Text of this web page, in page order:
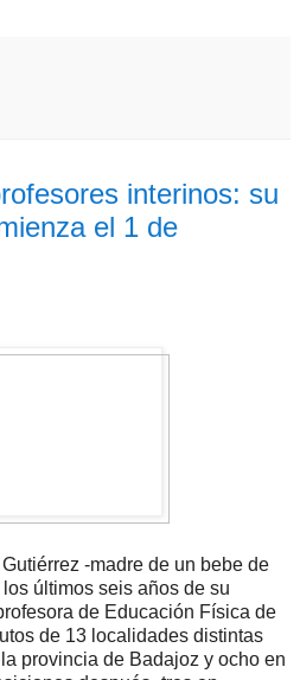
interinos: su
el 1 de
-madre de un bebe de
últimos seis años de su
de Educación Física de
de 13 localidades distintas
provincia de Badajoz y ocho en